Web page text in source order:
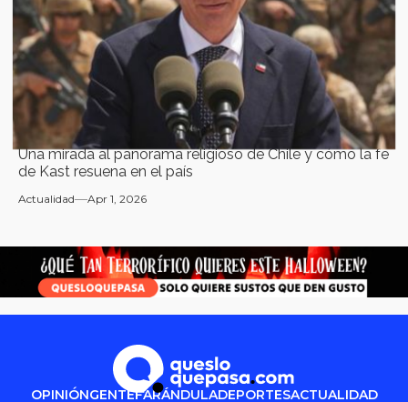
Una mirada al panorama religioso de Chile y cómo la fe
de Kast resuena en el país
Actualidad Apr 1, 2026
OPINIÓNGENTEFARÁNDULADEPORTESACTUALIDAD